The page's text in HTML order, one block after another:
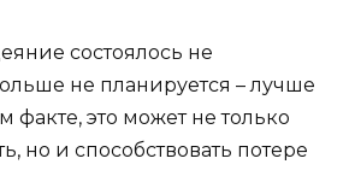
состоялось не
не планируется – лучше
факте, это может не только
но и способствовать потере